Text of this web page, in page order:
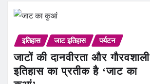
इतिहास जाट इतिहास पर्यटन
जाटों की दानवीरता और गौरवशाली
इतिहास का प्रतीक है ‘जाट का